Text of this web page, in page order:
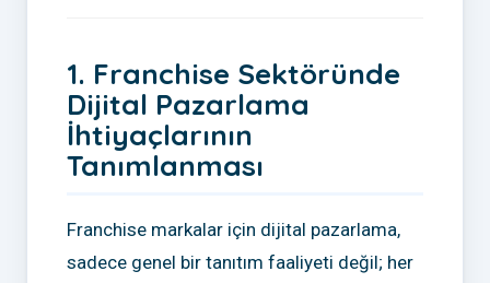
1. Franchise Sektöründe
Dijital Pazarlama
İhtiyaçlarının
Tanımlanması
Franchise markalar için dijital pazarlama,
sadece genel bir tanıtım faaliyeti değil; her